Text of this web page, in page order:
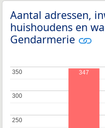
Aantal adressen,
huishoudens en
Gendarmerie
250
250
300
300
350
350 347